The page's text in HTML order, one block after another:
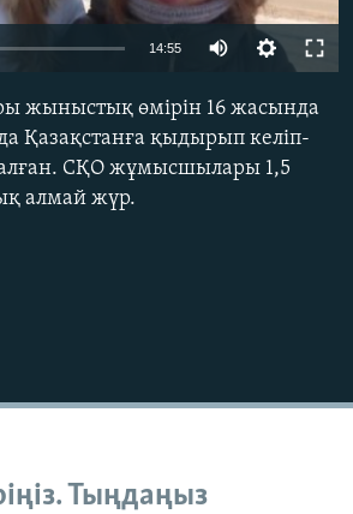
14:55
жыныстық өмірін 16 жасында
Қазақстанға қыдырып келіп-
СҚО жұмысшылары 1,5
алмай жүр.
Тыңдаңыз